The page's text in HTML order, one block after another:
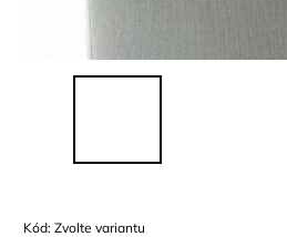
Kód: Zvolte variantu